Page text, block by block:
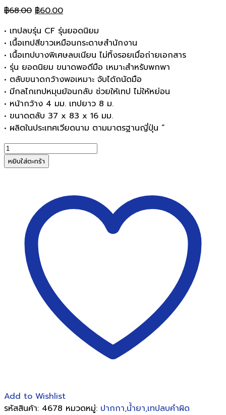
฿68.00 Original
was:
฿68.00.
฿60.00Current
is:
฿60.00.
• เทปลบรุ่น CF รุ่นยอดนิยม
• เนื้อเทปสีขาวเหมือนกระดาษสำนักงาน
• เนื้อเทปบางพิเศษลบเนียน ไม่ทิ้งรอยเมื่อถ่ายเอกสาร
• รุ่น ยอดนิยม ขนาดพอดีมือ เหมาะสำหรับพกพา
• ตลับขนาดกว้างพอเหมาะ จับได้ถนัดมือ
• มีกลไกเทปหมุนย้อนกลับ ช่วยให้เทป ไม่ให้หย่อน
• หน้ากว้าง 4 มม. เทปยาว 8 ม.
• ขนาดตลับ 37 x 83 x 16 มม.
• ผลิตในประเทศเวียดนาม ตามมาตรฐานญี่ปุ่น “
จำนวน
เทป
ลบ
TOMBOW
หยิบใส่ตะกร้า
Add to Wishlist
รหัสสินค้า: 4678 หมวดหมู่: ปากกา,น้ำยา,เทปลบคำผิด